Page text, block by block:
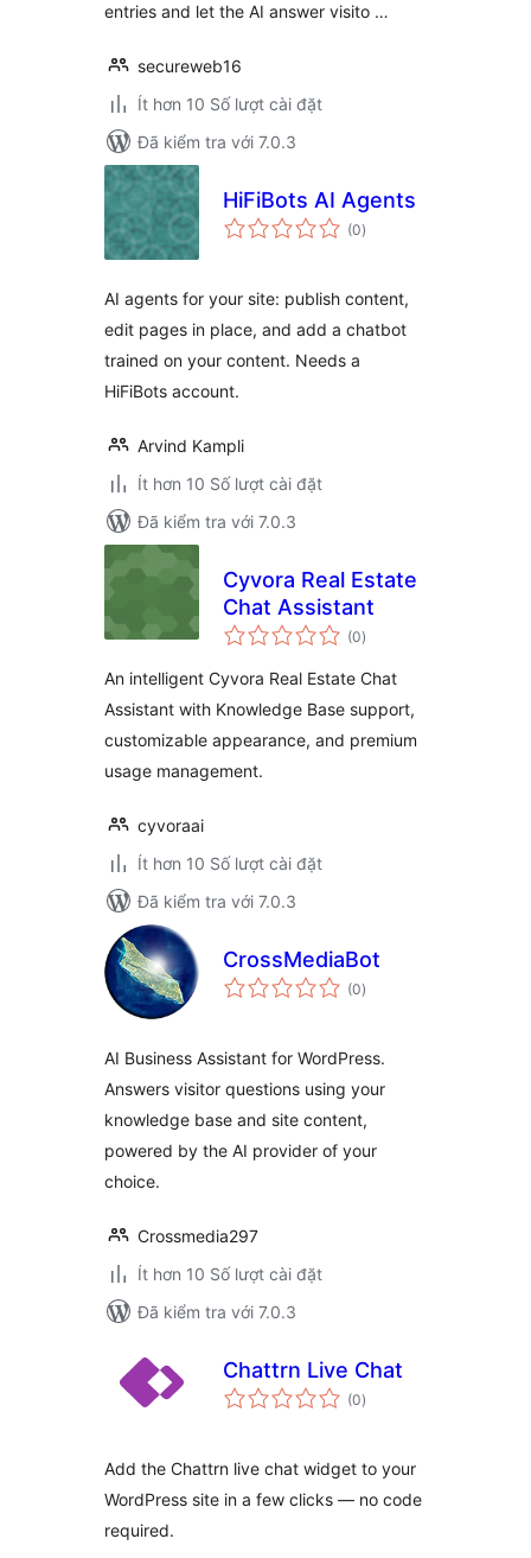
entries and let the AI answer visito …
secureweb16
Ít hơn 10 Số lượt cài đặt
Đã kiểm tra với 7.0.3
HiFiBots AI Agents
(0tổng
đánh
)
AI agents for your site: publish content,
edit pages in place, and add a chatbot
trained on your content. Needs a
HiFiBots account.
Arvind Kampli
Ít hơn 10 Số lượt cài đặt
Đã kiểm tra với 7.0.3
Cyvora Real Estate
Chat Assistant
(0tổng
đánh
)
An intelligent Cyvora Real Estate Chat
Assistant with Knowledge Base support,
customizable appearance, and premium
usage management.
cyvoraai
Ít hơn 10 Số lượt cài đặt
Đã kiểm tra với 7.0.3
CrossMediaBot
(0tổng
đánh
)
AI Business Assistant for WordPress.
Answers visitor questions using your
knowledge base and site content,
powered by the AI provider of your
choice.
Crossmedia297
Ít hơn 10 Số lượt cài đặt
Đã kiểm tra với 7.0.3
Chattrn Live Chat
(0tổng
đánh
)
Add the Chattrn live chat widget to your
WordPress site in a few clicks — no code
required.